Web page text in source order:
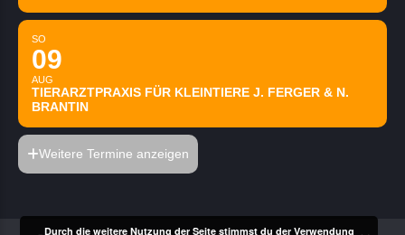
SO
09
AUG
TIERARZTPRAXIS FÜR KLEINTIERE J. FERGER & N.
BRANTIN
Weitere Termine anzeigen
Durch die weitere Nutzung der Seite stimmst du der Verwendung